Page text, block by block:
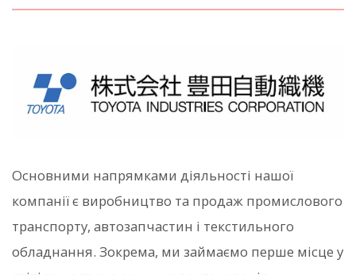
Основними напрямками діяльності нашої
компанії є виробництво та продаж промислового
транспорту, автозапчастин і текстильного
обладнання. Зокрема, ми займаємо перше місце у